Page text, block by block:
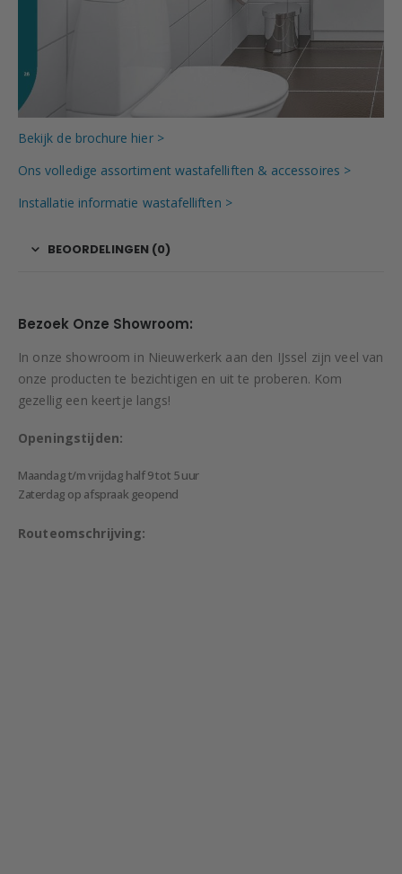
Bekijk de brochure hier >
Ons volledige assortiment wastafelliften & accessoires >
Installatie informatie wastafelliften >
BEOORDELINGEN (0)
Bezoek Onze Showroom:
In onze showroom in Nieuwerkerk aan den IJssel zijn veel van
onze producten te bezichtigen en uit te proberen. Kom
gezellig een keertje langs!
Openingstijden:
Maandag t/m vrijdag half 9 tot 5 uur
Zaterdag op afspraak geopend
Routeomschrijving: